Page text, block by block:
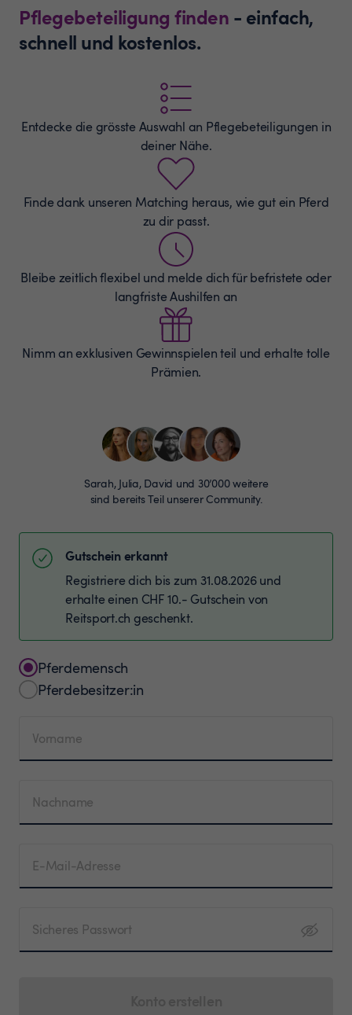
Pflegebeteiligung finden - einfach,
schnell und kostenlos.
Entdecke die grösste Auswahl an Pflegebeteiligungen in
deiner Nähe.
Finde dank unseren Matching heraus, wie gut ein Pferd
zu dir passt.
Bleibe zeitlich flexibel und melde dich für befristete oder
langfriste Aushilfen an
Nimm an exklusiven Gewinnspielen teil und erhalte tolle
Prämien.
Sarah, Julia, David und 30’000 weitere
sind bereits Teil unserer Community.
Gutschein erkannt
Registriere dich bis zum 31.08.2026 und
erhalte einen CHF 10.- Gutschein von
Reitsport.ch geschenkt.
Pferdemensch
Pferdebesitzer:in
Vorname
Nachname
E-Mail-Adresse
Sicheres Passwort